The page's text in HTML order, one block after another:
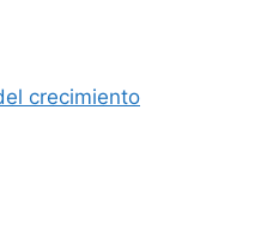
crecimiento